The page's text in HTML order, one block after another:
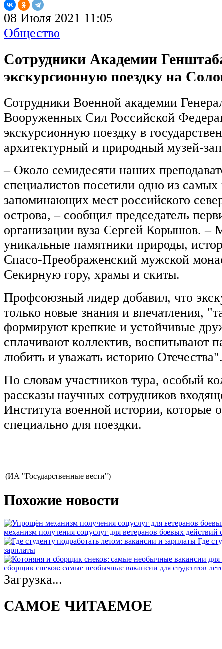
08 Июля 2021 11:05
Общество
Сотрудники Академии
экскурсионную поездку на
Сотрудники Военной академии
Вооруженных Сил Российской
экскурсионную поездку в
архитектурный и природный музей-
– Около семидесяти наших
специалистов посетили одно из
запоминающих мест российского
острова, – сообщил председатель
организации вуза Сергей Корышов. –
уникальные памятники природы,
Спасо-Преображенский мужской
Секирную гору, храмы и скиты.
Профсоюзный лидер добавил, что
только новые знания и впечатления,
формируют крепкие и устойчивые
сплачивают коллектив, воспитывают
любить и уважать историю Отечества".
По словам участников тура, особый
рассказы научных сотрудников
Института военной истории, которые
специально для поездки.
(ИА "Государственные вести")
Похожие новости
механизм получения соцуслуг для ветеранов боевых действий
Где
зарплаты
сборщик снеков: самые необычные вакансии для студентов
Загрузка...
САМОЕ ЧИТАЕМОЕ